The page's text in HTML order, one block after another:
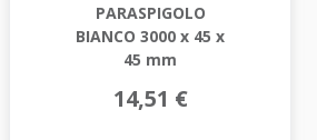
PARASPIGOLO
BIANCO 3000 x 45 x
45 mm
14,51 €